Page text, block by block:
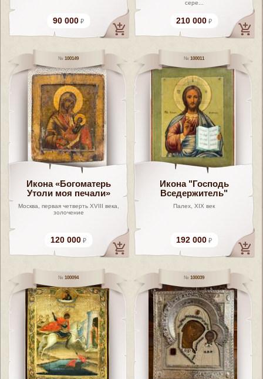
90 000
сере...
210 000
100149
Икона «Богоматерь
Утоли моя печали»
Москва, первая четверть XVIII века,
золочение
120 000
100011
Икона "Господь
Вседержитель"
Палех, XIX век
192 000
100094 100039